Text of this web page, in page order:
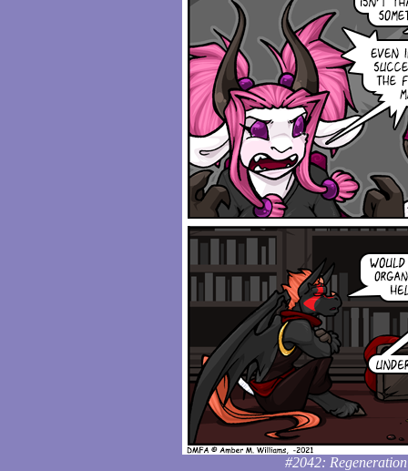
#2042: